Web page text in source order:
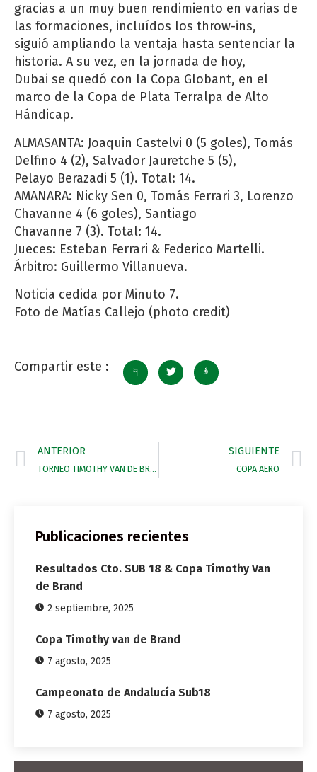
gracias a un muy buen rendimiento en varias de
las formaciones, incluídos los throw-ins,
siguió ampliando la ventaja hasta sentenciar la
historia. A su vez, en la jornada de hoy,
Dubai se quedó con la Copa Globant, en el
marco de la Copa de Plata Terralpa de Alto
Hándicap.
ALMASANTA: Joaquin Castelvi 0 (5 goles), Tomás
Delfino 4 (2), Salvador Jauretche 5 (5),
Pelayo Berazadi 5 (1). Total: 14.
AMANARA: Nicky Sen 0, Tomás Ferrari 3, Lorenzo
Chavanne 4 (6 goles), Santiago
Chavanne 7 (3). Total: 14.
Jueces: Esteban Ferrari & Federico Martelli.
Árbitro: Guillermo Villanueva.
Noticia cedida por Minuto 7.
Foto de Matías Callejo (photo credit)
Compartir este :
ANTERIOR
TORNEO TIMOTHY VAN DE BRAND
SIGUIENTE
COPA AERO
Publicaciones recientes
Resultados Cto. SUB 18 & Copa Timothy Van
de Brand
2 septiembre, 2025
Copa Timothy van de Brand
7 agosto, 2025
Campeonato de Andalucía Sub18
7 agosto, 2025